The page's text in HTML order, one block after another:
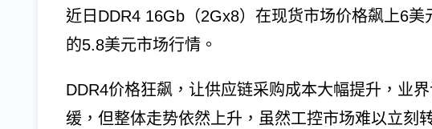
近日DDR4 16Gb（2Gx8）在现货市场价格飙上6
的5.8美元市场行情。
DDR4价格狂飙，让供应链采购成本大幅提升，业
缓，但整体走势依然上升，虽然工控市场难以立刻